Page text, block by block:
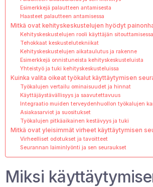
Esimerkkejä palautteen antamisesta
Haasteet palautteen antamisessa
Mitkä ovat kehityskeskustelujen hyödyt
Kehityskeskustelujen rooli käyttäjän sitouttamisessa
Tehokkaat keskustelutekniikat
Kehityskeskustelujen aikataulutus ja rakenne
Esimerkkejä onnistuneista kehityskeskusteluista
Yhteistyö ja tuki kehityskeskusteluissa
Kuinka valita oikeat työkalut käyttäytymisen
Työkalujen vertailu ominaisuudet ja hinnat
Käyttäjäystävällisyys ja saavutettavuus
Integraatio muiden terveydenhuollon työkalujen
Asiakasarviot ja suositukset
Työkalujen pitkäaikainen kestävyys ja tuki
Mitkä ovat yleisimmät virheet käyttäytymisen
Virheelliset odotukset ja tavoitteet
Seurannan laiminlyönti ja sen seuraukset
Miksi